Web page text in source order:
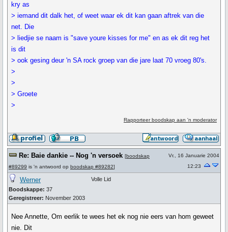
kry as
> iemand dit dalk het, of weet waar ek dit kan gaan aftrek van die
net. Die
> liedjie se naam is "save youre kisses for me" en as ek dit reg het
is dit
> ook gesing deur 'n SA rock groep van die jare laat 70 vroeg 80's.
>
>
> Groete
>
Rapporteer boodskap aan 'n moderator
Re: Baie dankie -- Nog 'n versoek [boodskap
#89299 is 'n antwoord op boodskap #89282]
Vr., 16 Januarie 2004
12:23
Werner
Boodskappe: 37
Geregistreer: November 2003
Volle Lid
Nee Annette, Om eerlik te wees het ek nog nie eers van hom geweet
nie. Dit